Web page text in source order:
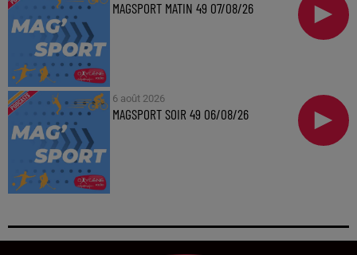
MAGSPORT MATIN 49 07/08/26
6 août 2026
MAGSPORT SOIR 49 06/08/26